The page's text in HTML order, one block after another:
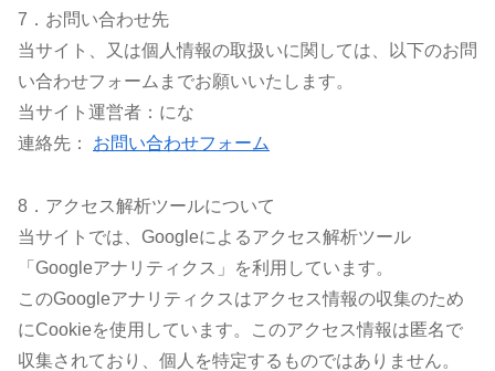
7．お問い合わせ先
当サイト、又は個人情報の取扱いに関しては、以下のお問
い合わせフォームまでお願いいたします。
当サイト運営者：にな
連絡先： お問い合わせフォーム
8．アクセス解析ツールについて
当サイトでは、Googleによるアクセス解析ツール
「Googleアナリティクス」を利用しています。
このGoogleアナリティクスはアクセス情報の収集のため
にCookieを使用しています。このアクセス情報は匿名で
収集されており、個人を特定するものではありません。